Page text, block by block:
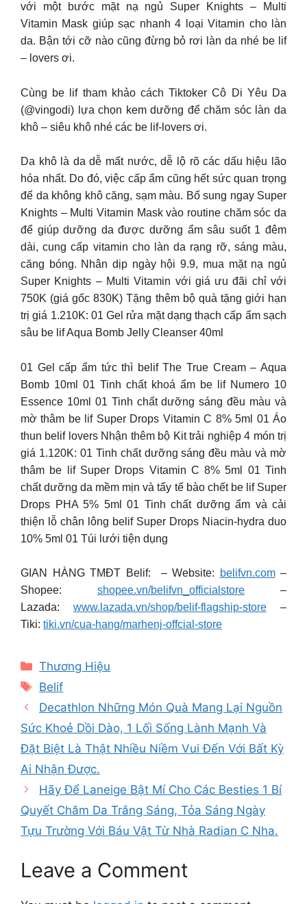
với một bước mặt nạ ngủ Super Knights – Multi
Vitamin Mask giúp sạc nhanh 4 loại Vitamin cho làn
da. Bận tới cỡ nào cũng đừng bỏ rơi làn da nhé be lif
– lovers ơi.
Cùng be lif tham khảo cách Tiktoker Cô Di Yêu Da
(@vingodi) lựa chọn kem dưỡng để chăm sóc làn da
khô – siêu khô nhé các be lif-lovers ơi.
Da khô là da dễ mất nước, dễ lộ rõ các dấu hiệu lão
hóa nhất. Do đó, việc cấp ẩm cũng hết sức quan trọng
để da không khô căng, sạm màu. Bổ sung ngay Super
Knights – Multi Vitamin Mask vào routine chăm sóc da
để giúp dưỡng da được dưỡng ẩm sâu suốt 1 đêm
dài, cung cấp vitamin cho làn da rạng rỡ, sáng màu,
căng bóng. Nhân dịp ngày hội 9.9, mua mặt nạ ngủ
Super Knights – Multi Vitamin với giá ưu đãi chỉ với
750K (giá gốc 830K) Tặng thêm bộ quà tặng giới hạn
trị giá 1.210K: 01 Gel rửa mặt dạng thạch cấp ẩm sạch
sâu be lif Aqua Bomb Jelly Cleanser 40ml
01 Gel cấp ẩm tức thì belif The True Cream – Aqua
Bomb 10ml 01 Tinh chất khoá ẩm be lif Numero 10
Essence 10ml 01 Tinh chất dưỡng sáng đều màu và
mờ thâm be lif Super Drops Vitamin C 8% 5ml 01 Áo
thun belif lovers Nhận thêm bộ Kit trải nghiệp 4 món trị
giá 1.120K: 01 Tinh chất dưỡng sáng đều màu và mờ
thâm be lif Super Drops Vitamin C 8% 5ml 01 Tinh
chất dưỡng da mềm mịn và tẩy tế bào chết be lif Super
Drops PHA 5% 5ml 01 Tinh chất dưỡng ẩm và cải
thiện lỗ chân lông belif Super Drops Niacin-hydra duo
10% 5ml 01 Túi lưới tiện dụng
GIAN HÀNG TMĐT Belif: – Website: belifvn.com–
Shopee: shopee.vn/belifvn_officialstore –
Lazada: www.lazada.vn/shop/belif-flagship-store –
Tiki: tiki.vn/cua-hang/marhenj-offcial-store
Categories
Thương Hiệu
Tags
Belif
Decathlon Những Món Quà Mang Lại Nguồn
Sức Khoẻ Dồi Dào, 1 Lối Sống Lành Mạnh Và
Đặt Biệt Là Thật Nhiều Niềm Vui Đến Với Bất Kỳ
Ai Nhận Được.
Hãy Để Laneige Bật Mí Cho Các Besties 1 Bí
Quyết Chăm Da Trắng Sáng, Tỏa Sáng Ngày
Tựu Trường Với Báu Vật Từ Nhà Radian C Nha.
Leave a Comment